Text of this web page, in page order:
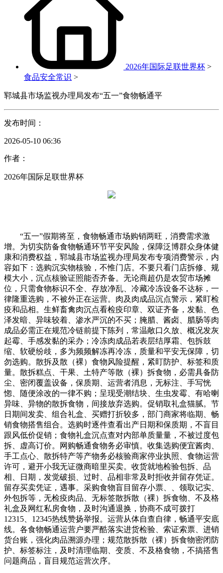
2026年国际足联世界杯 >
食品安全常识 >
郓城县市场监视办理局发布“五一”食物畅通平
发布时间：
2026-05-10 06:36
作者：
2026年国际足联世界杯
“五一”假期将至，食物畅通市场购销两旺，消费需求激
增。为切实防备食物畅通环节平安风险，保障泛博群众身体健
康和消费权益，郓城县市场监视办理局发布专项消费警示，内
容如下：选购沉实物核验，不惟门店。不要只看门店拆修、规
模大小，沉点核验证照能否齐备。无论商超仍是农贸市场摊
位，只需食物标识不全、存放净乱、冷藏冷冻设备不达标，一
律隆重选购，不被外正在运营。肉及肉成品沉点警示，紧盯检
疫和品相。生鲜畜禽肉沉点看检疫印章、双证齐备，发黏、色
泽发暗、异味较着、渗水严沉的不买；腌腊、酱卤、腊肠等肉
成品必需正在规范冷链前提下陈列，常温敞口久放、概况发灰
起霉、手感发黏的采办；冷冻肉成品若表层结厚霜、包拆鼓
缩、软硬纷歧，多为频频解冻再冷冻，质量和平安无保障，切
勿选购。散拆及散（裸）食物风险提醒，紧盯防护、标签和质
量。散拆糕点、干果、土特产等散（裸）拆食物，必需具备防
尘、密闭覆盖设备，保质期、运营者消息，无标注、手写恍
惚、随便涂改的一律不购；呈现受潮结块、生虫发霉、有哈喇
异味、异物的散拆食物，间接放弃选购。促销取礼盒猫腻。节
日期间发卖、组合礼盒、买赠打折较多，部门商家将临期、畅
销食物搭售组合。选购时逐件查看出产日期和保质期，不盲目
跟风低价促销；食物礼盒沉点查对内部单质量量，不被过度包
拆、虚高订价。网购畅通食物务必审慎。收集选购便宜酱肉、
手工点心、散拆特产等产物务必核验商家停业执照、食物运营
许可，避开小我无证微商暗里买卖。收货就地检验包拆、品
相、日期，发觉破损、过时、品相非常及时拒收并留存凭证。
留存买卖凭证，遇事。采购食物盲目留存小票、、领取记实、
外包拆等，无检疫肉品、无标签散拆散（裸）拆食物、不及格
礼盒及网红私房食物，及时沟通退换，协商不成可拨打
12315、12345热线赞扬举报。运营从体自查自律，畅通平安底
线。各食物畅通运营户要严酷落实进货检验、索证索票、进销
货台账，强化肉品溯源办理；规范散拆散（裸）拆食物密闭防
护、标签标注，及时清理临期、变质、不及格食物，不搞搭售
问题商品，盲目规范运营次序。